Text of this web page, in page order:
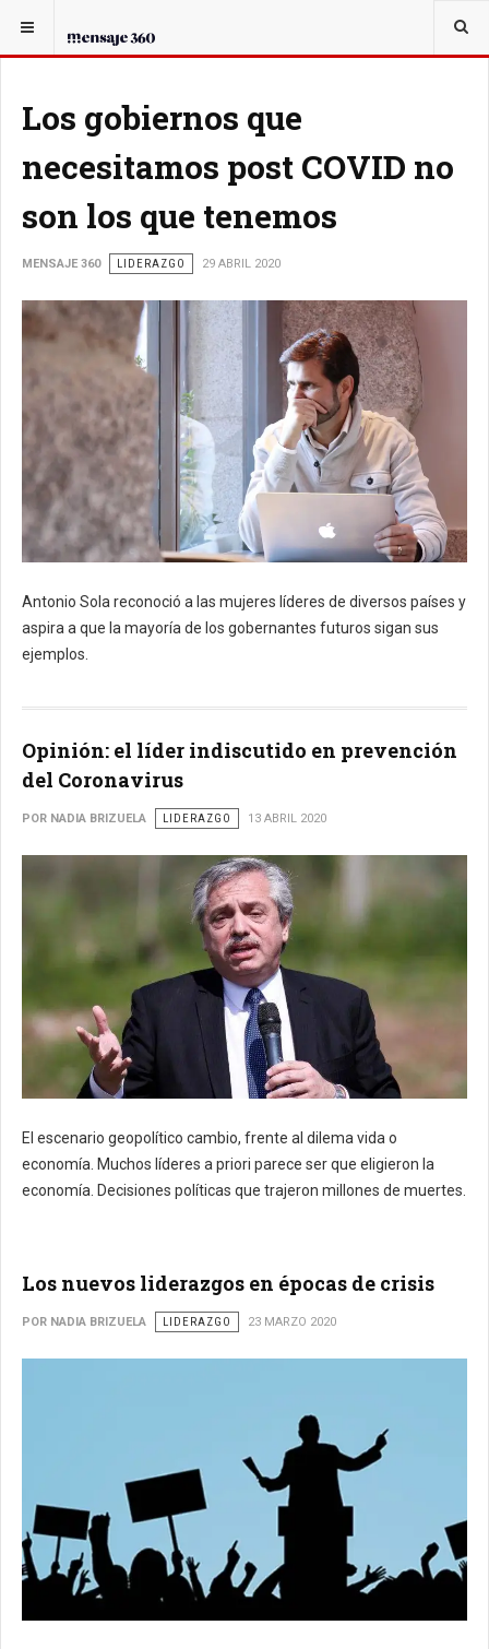
USTED ESTÁ AQUÍ:
Los gobiernos que
necesitamos post COVID no
son los que tenemos
MENSAJE 360 LIDERAZGO 29 ABRIL 2020
Antonio Sola reconoció a las mujeres líderes de diversos países y
aspira a que la mayoría de los gobernantes futuros sigan sus
ejemplos.
Opinión: el líder indiscutido en prevención
del Coronavirus
POR NADIA BRIZUELA LIDERAZGO 13 ABRIL 2020
El escenario geopolítico cambio, frente al dilema vida o
economía. Muchos líderes a priori parece ser que eligieron la
economía. Decisiones políticas que trajeron millones de muertes.
Los nuevos liderazgos en épocas de crisis
POR NADIA BRIZUELA LIDERAZGO 23 MARZO 2020